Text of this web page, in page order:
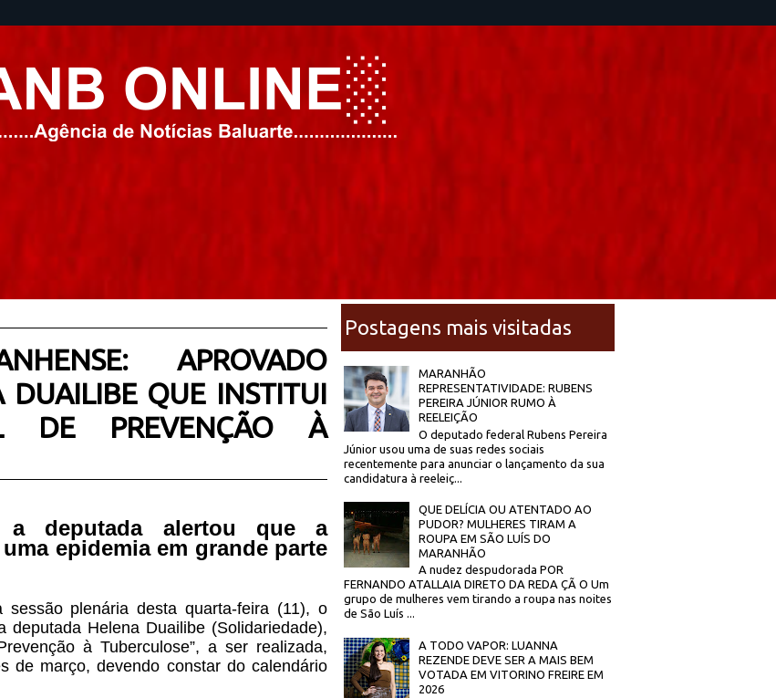
APROVADO
DUAILIBE QUE INSTITUI
DE PREVENÇÃO À
deputada alertou que a
epidemia em grande parte
sessão plenária desta quarta-feira (11), o
Helena Duailibe (Solidariedade),
à Tuberculose”, a ser realizada,
de março, devendo constar do calendário
Postagens mais visitadas
MARANHÃO
REPRESENTATIVIDADE: RUBENS
PEREIRA JÚNIOR RUMO À
REELEIÇÃO
O deputado federal Rubens Pereira
Júnior usou uma de suas redes sociais
recentemente para anunciar o lançamento da sua
candidatura à reeleiç...
QUE DELÍCIA OU ATENTADO AO
PUDOR? MULHERES TIRAM A
ROUPA EM SÃO LUÍS DO
MARANHÃO
A nudez despudorada POR
FERNANDO ATALLAIA DIRETO DA REDA ÇÃ O Um
grupo de mulheres vem tirando a roupa nas noites
de São Luís ...
A TODO VAPOR: LUANNA
REZENDE DEVE SER A MAIS BEM
VOTADA EM VITORINO FREIRE EM
2026